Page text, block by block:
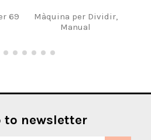
69
Màquina per Dividir,
Manual
to newsletter